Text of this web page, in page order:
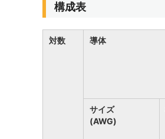
構成表
対数 導体
サイズ
(AWG)